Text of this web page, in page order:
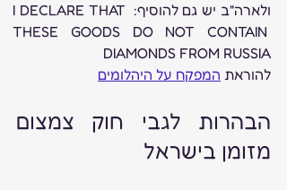
ולארה"ב יש גם להוסיף: I DECLARE THAT
THESE GOODS DO NOT CONTAIN
DIAMONDS FROM RUSSIA
להוראת המפקח על היהלומים
מזומן בישראל